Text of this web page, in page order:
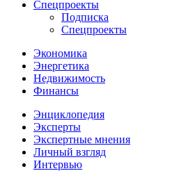
Спецпроекты
Подписка
Спецпроекты
Экономика
Энергетика
Недвижимость
Финансы
Энциклопедия
Эксперты
Экспертные мнения
Личный взгляд
Интервью